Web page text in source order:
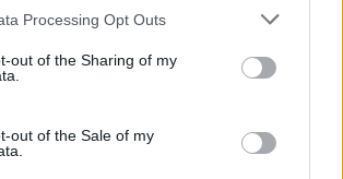
this website/app uses one or more Google
visit or usage behaviour. You may click to
to Google and its third-party tags to
below specified purposes in below Google
Processing Opt Outs
out of the Sharing of my
out of the Sale of my
padján. Az ítéleteket a
hirdetik ki. Mint
ez esetben
az ártatlanság vélelme –